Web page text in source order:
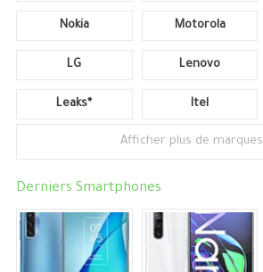
Nokia Motorola
LG Lenovo
Leaks* Itel
Afficher plus de marques
Derniers Smartphones